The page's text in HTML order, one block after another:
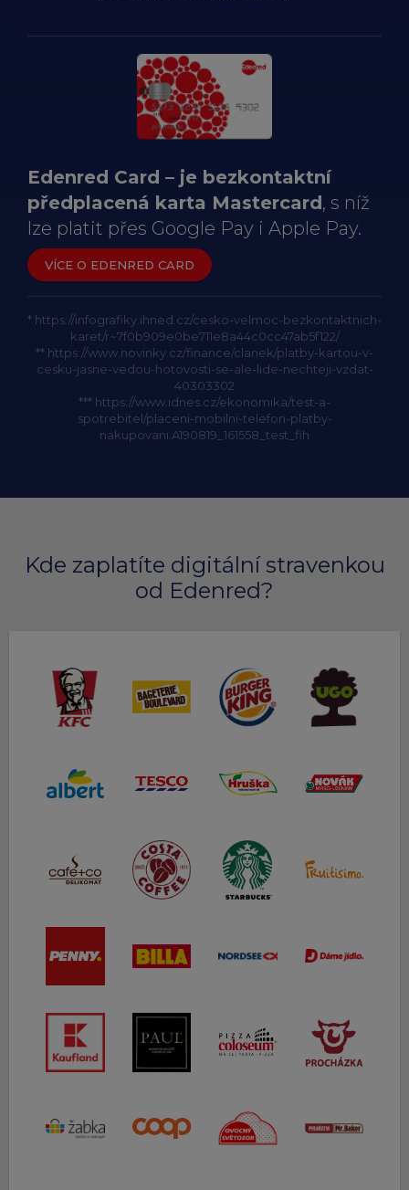
Edenred Card – je bezkontaktní
předplacená karta Mastercard, s níž
lze platit přes Google Pay i Apple Pay.
VÍCE O EDENRED CARD
* https://infografiky.ihned.cz/cesko-velmoc-bezkontaktnich-
karet/r~7f0b909e0be711e8a44c0cc47ab5f122/
** https://www.novinky.cz/finance/clanek/platby-kartou-v-
cesku-jasne-vedou-hotovosti-se-ale-lide-nechteji-vzdat-
40303302
*** https://www.idnes.cz/ekonomika/test-a-
spotrebitel/placeni-mobilni-telefon-platby-
nakupovani.A190819_161558_test_fih
Kde zaplatíte digitální stravenkou
od Edenred?